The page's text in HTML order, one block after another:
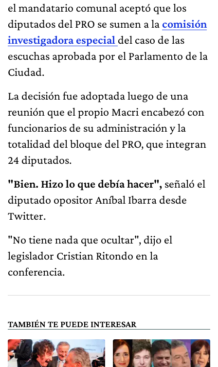
el mandatario comunal aceptó que los
diputados del PRO se sumen a lacomisión
investigadora especial del caso de las
escuchas aprobada por el Parlamento de la
Ciudad.
La decisión fue adoptada luego de una
reunión que el propio Macri encabezó con
funcionarios de su administración y la
totalidad del bloque del PRO, que integran
24 diputados.
"Bien. Hizo lo que debía hacer", señaló el
diputado opositor Aníbal Ibarra desde
Twitter.
"No tiene nada que ocultar", dijo el
legislador Cristian Ritondo en la
conferencia.
TAMBIÉN TE PUEDE INTERESAR